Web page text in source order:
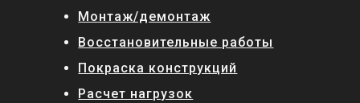
Монтаж/демонтаж
Восстановительные работы
Покраска конструкций
Расчет нагрузок